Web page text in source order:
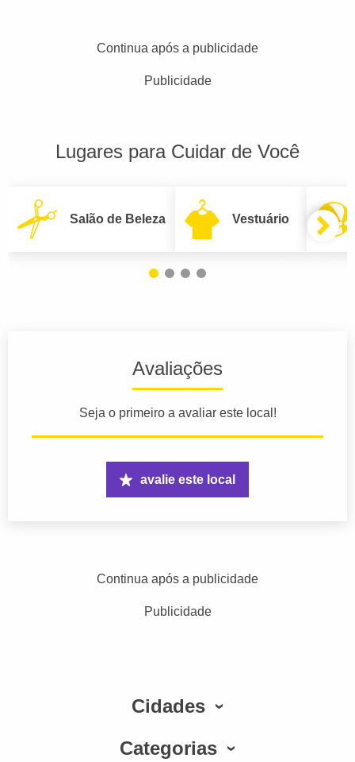
Continua após a publicidade
Publicidade
Lugares para Cuidar de Você
Salão de Beleza Vestuário
Avaliações
Seja o primeiro a avaliar este local!
avalie este local
Continua após a publicidade
Publicidade
Cidades
Categorias